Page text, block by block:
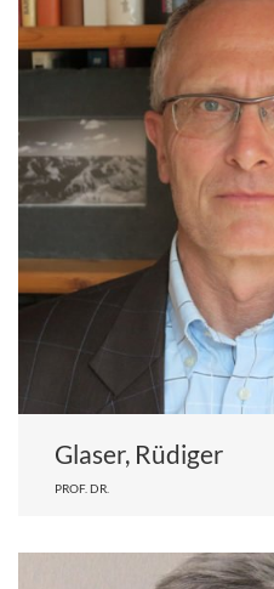
Glaser, Rüdiger
PROF. DR.